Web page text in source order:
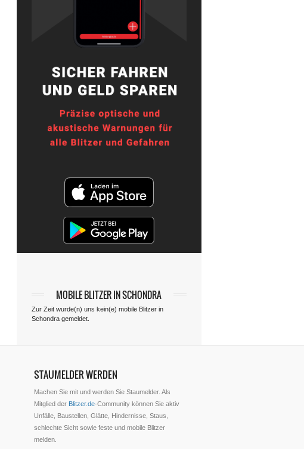
MOBILE BLITZER IN SCHONDRA
Zur Zeit wurde(n) uns kein(e) mobile Blitzer in
Schondra gemeldet.
STAUMELDER WERDEN
Machen Sie mit und werden Sie Staumelder. Als
Mitglied der Blitzer.de-Community können Sie aktiv
Unfälle, Baustellen, Glätte, Hindernisse, Staus,
schlechte Sicht sowie feste und mobile Blitzer
melden.